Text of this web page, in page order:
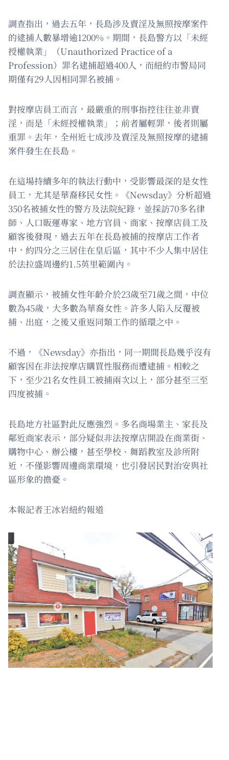
調查指出，過去五年，長島涉及賣淫及無照按摩案件
的逮捕人數暴增逾1200%。期間，長島警方以「未經
授權執業」（Unauthorized Practice of a
Profession）罪名逮捕超過400人，而紐約市警局同
期僅有29人因相同罪名被捕。
對按摩店員工而言，最嚴重的刑事指控往往並非賣
淫，而是「未經授權執業」；前者屬輕罪，後者則屬
重罪。去年，全州近七成涉及賣淫及無照按摩的逮捕
案件發生在長島。
在這場持續多年的執法行動中，受影響最深的是女性
員工，尤其是華裔移民女性。《Newsday》分析超過
350名被捕女性的警方及法院紀錄，並採訪70多名律
師、人口販運專家、地方官員、商家、按摩店員工及
顧客後發現，過去五年在長島被捕的按摩店工作者
中，約四分之三居住在皇后區，其中不少人集中居住
於法拉盛周邊約1.5英里範圍內。
調查顯示，被捕女性年齡介於23歲至71歲之間，中位
數為45歲，大多數為華裔女性。許多人陷入反覆被
捕、出庭，之後又重返同類工作的循環之中。
不過，《Newsday》亦指出，同一期間長島幾乎沒有
顧客因在非法按摩店購買性服務而遭逮捕。相較之
下，至少21名女性員工被捕兩次以上，部分甚至三至
四度被捕。
長島地方社區對此反應強烈。多名商場業主、家長及
鄰近商家表示，部分疑似非法按摩店開設在商業街、
購物中心、辦公樓，甚至學校、舞蹈教室及診所附
近，不僅影響周邊商業環境，也引發居民對治安與社
區形象的擔憂。
本報記者王冰岩紐約報道